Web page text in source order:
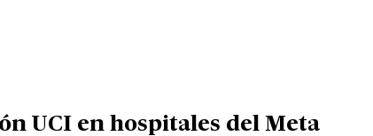
UCI en hospitales del Meta